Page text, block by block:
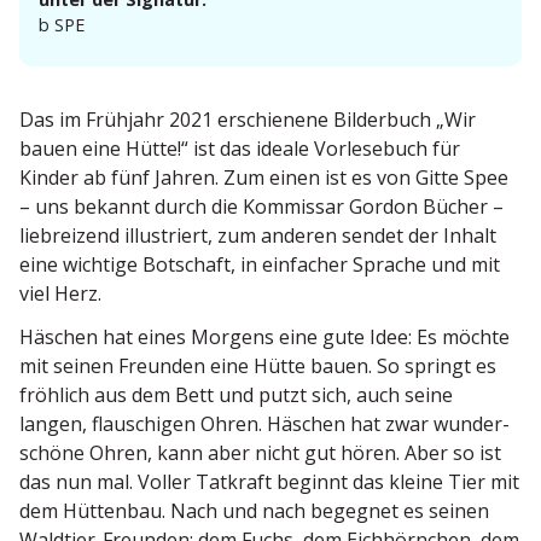
b SPE
Das im Frühjahr 2021 erschienene Bilderbuch „Wir
bauen eine Hütte!“ ist das ideale Vorle­sebuch für
Kinder ab fünf Jahren. Zum einen ist es von Gitte Spee
– uns bekannt durch die Kommissar Gordon Bücher –
liebreizend illus­triert, zum anderen sendet der Inhalt
eine wichtige Botschaft, in einfacher Sprache und mit
viel Herz.
Häschen hat eines Morgens eine gute Idee: Es möchte
mit seinen Freunden eine Hütte bauen. So springt es
fröhlich aus dem Bett und putzt sich, auch seine
langen, flauschigen Ohren. Häschen hat zwar wunder­
schöne Ohren, kann aber nicht gut hören. Aber so ist
das nun mal. Voller Tatkraft beginnt das kleine Tier mit
dem Hüttenbau. Nach und nach begegnet es seinen